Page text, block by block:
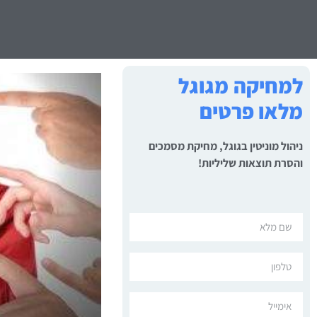
למחיקה מגוגל
מלאו פרטים
ניהול מוניטין בגוגל, מחיקת מסמכים
והסרת תוצאות שליליות!